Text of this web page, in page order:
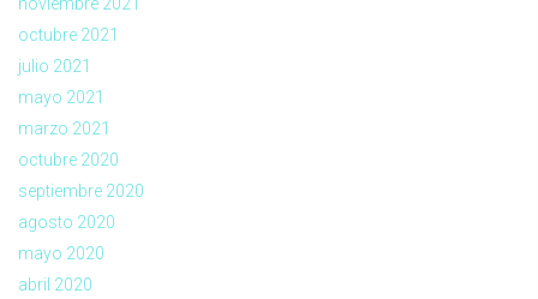
noviembre 2021
octubre 2021
julio 2021
mayo 2021
marzo 2021
octubre 2020
septiembre 2020
agosto 2020
mayo 2020
abril 2020